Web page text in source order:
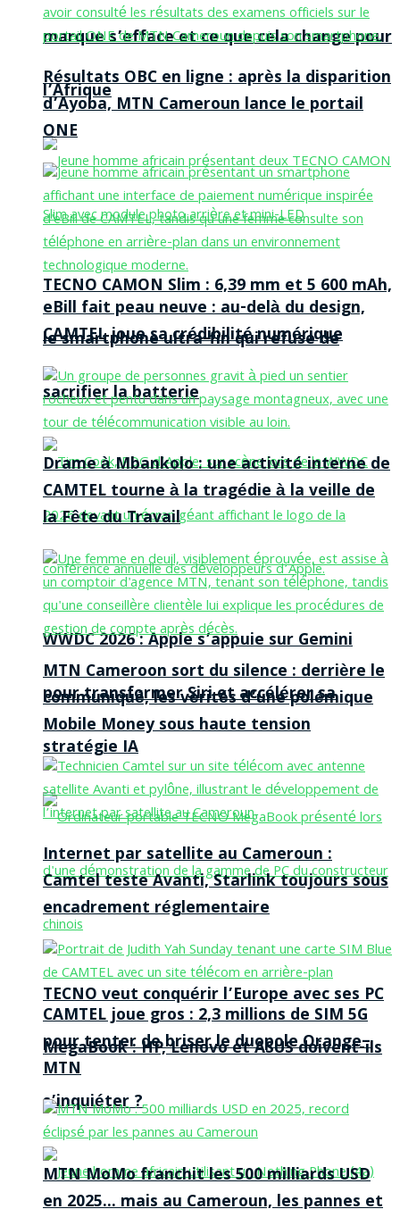
marque s’efface et ce que cela change pour
l’Afrique
TECNO CAMON Slim : 6,39 mm et 5 600 mAh,
le smartphone ultra-fin qui refuse de
sacrifier la batterie
WWDC 2026 : Apple s’appuie sur Gemini
pour transformer Siri et accélérer sa
stratégie IA
TECNO veut conquérir l’Europe avec ses PC
MegaBook : HP, Lenovo et ASUS doivent-ils
s’inquiéter ?
Résultats OBC en ligne : après la disparition
d’Ayoba, MTN Cameroun lance le portail
ONE
eBill fait peau neuve : au-delà du design,
CAMTEL joue sa crédibilité numérique
Drame à Mbankolo : une activité interne de
CAMTEL tourne à la tragédie à la veille de
la Fête du Travail
MTN Cameroon sort du silence : derrière le
communiqué, les vérités d’une polémique
Mobile Money sous haute tension
Internet par satellite au Cameroun :
Camtel teste Avanti, Starlink toujours sous
encadrement réglementaire
CAMTEL joue gros : 2,3 millions de SIM 5G
pour tenter de briser le duopole Orange–
MTN
MTN MoMo franchit les 500 milliards USD
en 2025… mais au Cameroun, les pannes et